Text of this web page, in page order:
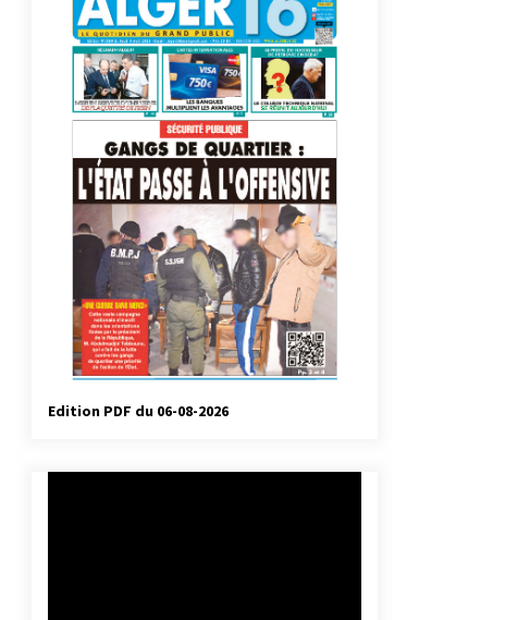
automatiques
4 jours ago
Droit de change : Le CPA lance une
carte VISA dédiée aux voyages à
l’étranger
1 semaine ago
Droit à l’affiliation au régime
national de retraite : Coup d’envoi
d’une campagne de sensibilisation
au profit de la communauté
nationale à l’étranger
2 semaines ago
Université Alger 3 : Lancement d’un
master à cursus intégré à la licence
en communication en langue
amazighe
3 semaines ago
Edition PDF du 06-08-2026